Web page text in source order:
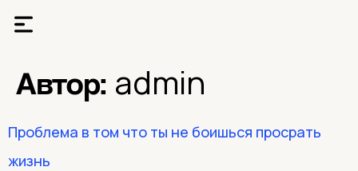
Автор: admin
Проблема в том что ты не боишься просрать
жизнь